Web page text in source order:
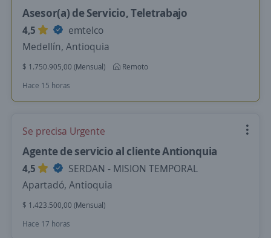
Asesor(a) de Servicio, Teletrabajo
4,5
emtelco
Medellín, Antioquia
$ 1.750.905,00 (Mensual)
Remoto
Hace 15 horas
Se precisa Urgente
Agente de servicio al cliente Antionquia
4,5
SERDAN - MISION TEMPORAL
Apartadó, Antioquia
$ 1.423.500,00 (Mensual)
Hace 17 horas